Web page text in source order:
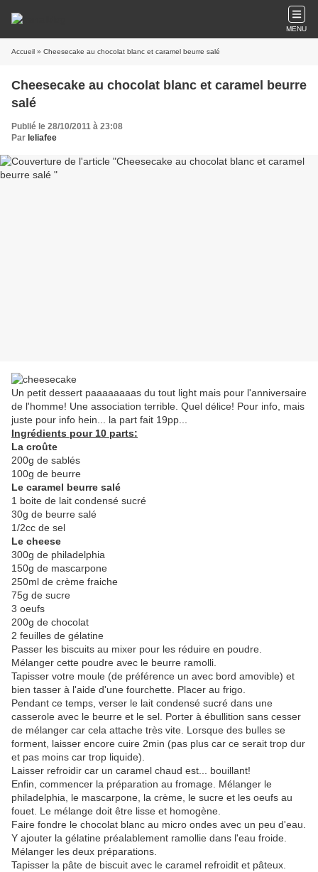
MENU
Accueil » Cheesecake au chocolat blanc et caramel beurre salé
Cheesecake au chocolat blanc et caramel beurre
salé
Publié le 28/10/2011 à 23:08
Par leliafee
Un petit dessert paaaaaaaas du tout light mais pour l'anniversaire
de l'homme! Une association terrible. Quel délice! Pour info, mais
juste pour info hein... la part fait 19pp...
Ingrédients pour 10 parts:
La croûte
200g de sablés
100g de beurre
Le caramel beurre salé
1 boite de lait condensé sucré
30g de beurre salé
1/2cc de sel
Le cheese
300g de philadelphia
150g de mascarpone
250ml de crème fraiche
75g de sucre
3 oeufs
200g de chocolat
2 feuilles de gélatine
Passer les biscuits au mixer pour les réduire en poudre.
Mélanger cette poudre avec le beurre ramolli.
Tapisser votre moule (de préférence un avec bord amovible) et
bien tasser à l'aide d'une fourchette. Placer au frigo.
Pendant ce temps, verser le lait condensé sucré dans une
casserole avec le beurre et le sel. Porter à ébullition sans cesser
de mélanger car cela attache très vite. Lorsque des bulles se
forment, laisser encore cuire 2min (pas plus car ce serait trop dur
et pas moins car trop liquide).
Laisser refroidir car un caramel chaud est... bouillant!
Enfin, commencer la préparation au fromage. Mélanger le
philadelphia, le mascarpone, la crème, le sucre et les oeufs au
fouet. Le mélange doit être lisse et homogène.
Faire fondre le chocolat blanc au micro ondes avec un peu d'eau.
Y ajouter la gélatine préalablement ramollie dans l'eau froide.
Mélanger les deux préparations.
Tapisser la pâte de biscuit avec le caramel refroidit et pâteux.